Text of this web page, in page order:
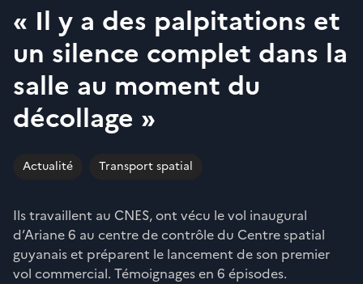
« Il y a des palpitations et
un silence complet dans la
salle au moment du
décollage »
Actualité Transport spatial
Ils travaillent au CNES, ont vécu le vol inaugural
d’Ariane 6 au centre de contrôle du Centre spatial
guyanais et préparent le lancement de son premier
vol commercial. Témoignages en 6 épisodes.